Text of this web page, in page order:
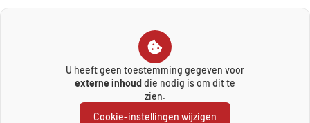
U heeft geen toestemming gegeven voor
externe inhouddie nodig is om dit te
zien.
Cookie-instellingen wijzigen